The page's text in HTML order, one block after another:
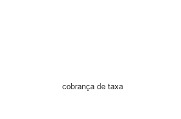
cobrança de taxa